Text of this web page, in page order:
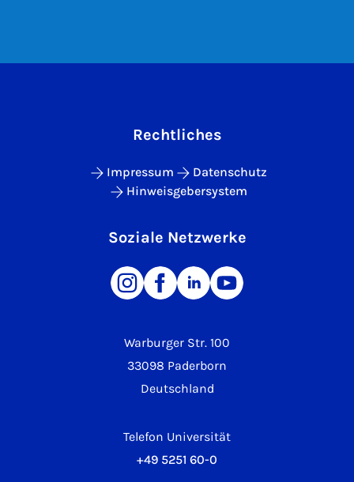
Warburger Str. 100
33098 Paderborn
Deutschland
Telefon Universität
+49 5251 60-0
Rechtliches
Impressum
Datenschutz
Hinweisgebersystem
Soziale Netzwerke